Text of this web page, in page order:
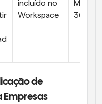
incluído no
Workspace
365
de
Empresas